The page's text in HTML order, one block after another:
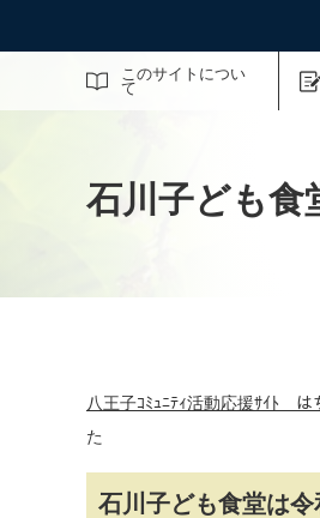
このサイトについ
て
サイト内検索
石川子ども食
八王子ｺﾐｭﾆﾃｨ活動応援ｻｲﾄ は
た
石川子ども食堂は